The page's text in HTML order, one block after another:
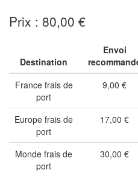
Prix : 80,00 €
Destination
Envoi
France frais de
port
9,00 €
Europe frais de
port
17,00 €
Monde frais de
port
30,00 €